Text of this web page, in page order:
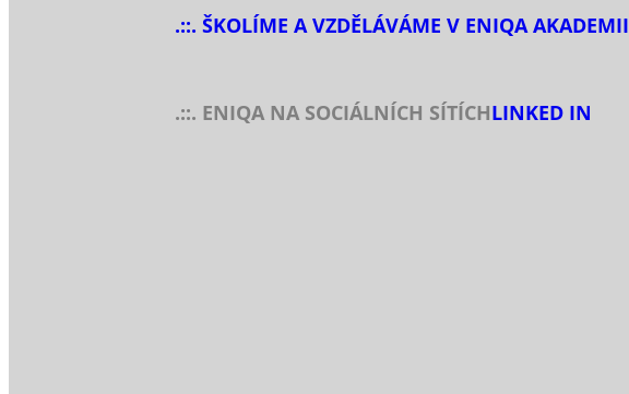
.::. ŠKOLÍME A VZDĚLÁVÁME V ENIQA AKADEMII
.::. ENIQA NA SOCIÁLNÍCH SÍTÍCHLINKED IN